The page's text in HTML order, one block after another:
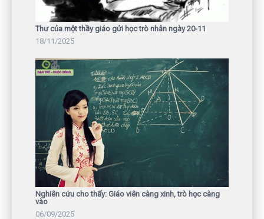
Thư của một thầy giáo gửi học trò nhân ngày 20-11
18/11/2025
Nghiên cứu cho thấy: Giáo viên càng xinh, trò học càng
vào
06/09/2025